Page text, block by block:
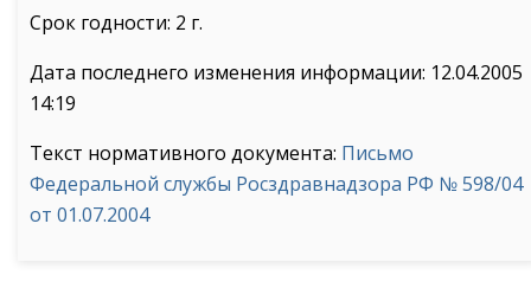
Срок годности: 2 г.
Дата последнего изменения информации: 12.04.2005
14:19
Текст нормативного документа: Письмо
Федеральной службы Росздравнадзора РФ № 598/04
от 01.07.2004